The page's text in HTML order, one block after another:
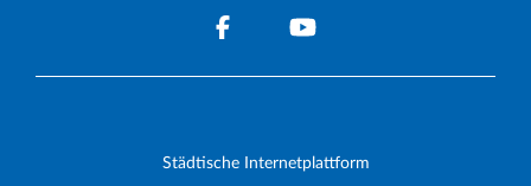
Städtische Internetplattform